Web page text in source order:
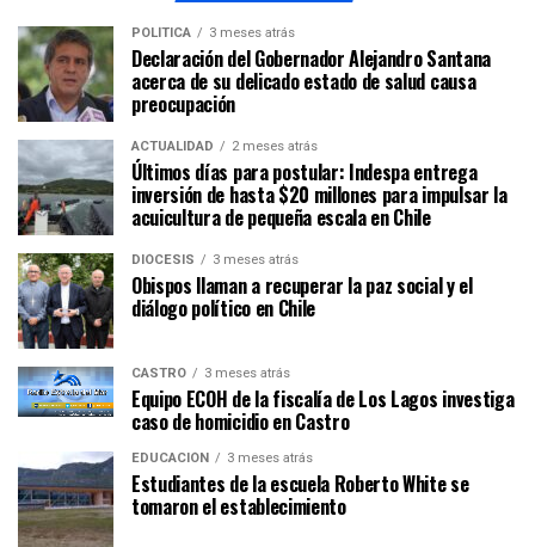
POLÍTICA 3 meses atrás
Declaración del Gobernador Alejandro Santana
acerca de su delicado estado de salud causa
preocupación
ACTUALIDAD 2 meses atrás
Últimos días para postular: Indespa entrega
inversión de hasta $20 millones para impulsar la
acuicultura de pequeña escala en Chile
DIÓCESIS 3 meses atrás
Obispos llaman a recuperar la paz social y el
diálogo político en Chile
CASTRO 3 meses atrás
Equipo ECOH de la fiscalía de Los Lagos investiga
caso de homicidio en Castro
EDUCACIÓN 3 meses atrás
Estudiantes de la escuela Roberto White se
tomaron el establecimiento